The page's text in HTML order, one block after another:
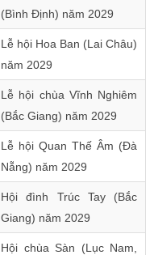
(Bình Định) năm 2029
Lễ hội Hoa Ban (Lai Châu)
năm 2029
Lễ hội chùa Vĩnh Nghiêm
(Bắc Giang) năm 2029
Lễ hội Quan Thế Âm (Đà
Nẵng) năm 2029
Hội đình Trúc Tay (Bắc
Giang) năm 2029
Hội chùa Sàn (Lục Nam,